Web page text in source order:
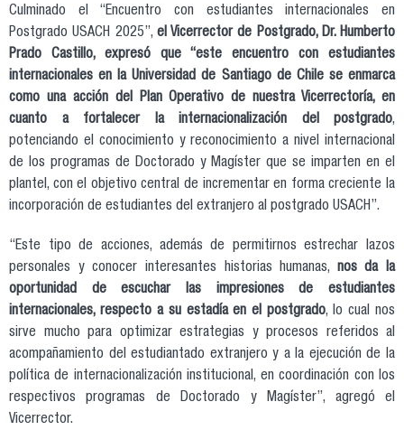
Culminado el “Encuentro con estudiantes internacionales en
Postgrado USACH 2025”, el Vicerrector de Postgrado, Dr. Humberto
Prado Castillo, expresó que “este encuentro con estudiantes
internacionales en la Universidad de Santiago de Chile se enmarca
como una acción del Plan Operativo de nuestra Vicerrectoría, en
cuanto a fortalecer la internacionalización del postgrado,
potenciando el conocimiento y reconocimiento a nivel internacional
de los programas de Doctorado y Magíster que se imparten en el
plantel, con el objetivo central de incrementar en forma creciente la
incorporación de estudiantes del extranjero al postgrado USACH”.
“Este tipo de acciones, además de permitirnos estrechar lazos
personales y conocer interesantes historias humanas, nos da la
oportunidad de escuchar las impresiones de estudiantes
internacionales, respecto a su estadía en el postgrado, lo cual nos
sirve mucho para optimizar estrategias y procesos referidos al
acompañamiento del estudiantado extranjero y a la ejecución de la
política de internacionalización institucional, en coordinación con los
respectivos programas de Doctorado y Magíster”, agregó el
Vicerrector.